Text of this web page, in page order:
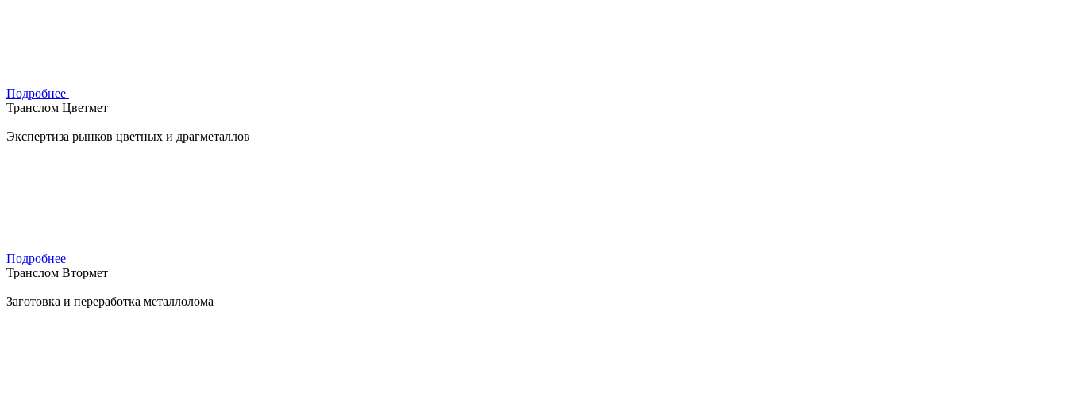
Подробнее
Транслом Цветмет
Экспертиза рынков цветных и драгметаллов
Подробнее
Транслом Втормет
Заготовка и переработка металлолома